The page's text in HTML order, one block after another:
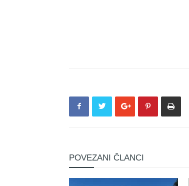
POVEZANI ČLANCI